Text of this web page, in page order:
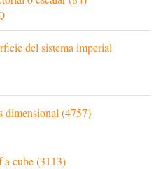
del sistema imperial
dimensional (4757)
a cube (3113)